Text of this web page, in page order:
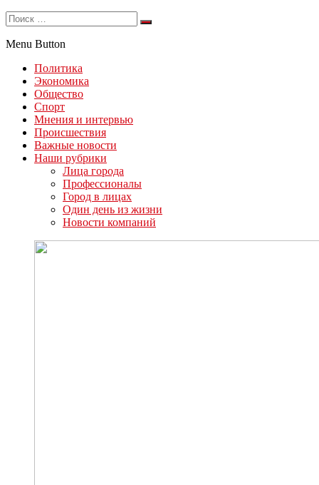
Menu Button
Политика
Экономика
Общество
Спорт
Мнения и интервью
Происшествия
Важные новости
Наши рубрики
Лица города
Профессионалы
Город в лицах
Один день из жизни
Новости компаний